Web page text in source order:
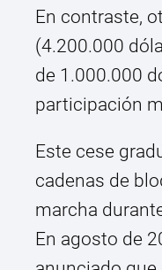
En contraste,
(4.200.000
de 1.000.000
participación
Este cese
cadenas de
marcha
En agosto de